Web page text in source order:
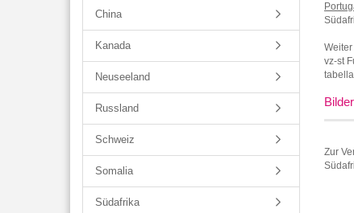
vz-st
Zur
China
Kanada
Neuseeland
Russland
Schweiz
Somalia
Südafrika